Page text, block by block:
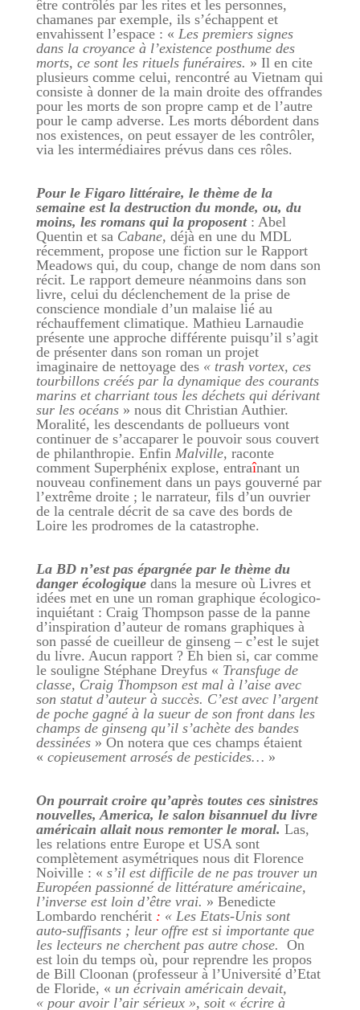
être contrôlés par les rites et les personnes,
chamanes par exemple, ils s’échappent et
envahissent l’espace : « Les premiers signes
dans la croyance à l’existence posthume des
morts, ce sont les rituels funéraires. » Il en cite
plusieurs comme celui, rencontré au Vietnam qui
consiste à donner de la main droite des offrandes
pour les morts de son propre camp et de l’autre
pour le camp adverse. Les morts débordent dans
nos existences, on peut essayer de les contrôler,
via les intermédiaires prévus dans ces rôles.
Pour le Figaro littéraire, le thème de la
semaine est la destruction du monde, ou, du
moins, les romans qui la proposent: Abel
Quentin et sa Cabane, déjà en une du MDL
récemment, propose une fiction sur le Rapport
Meadows qui, du coup, change de nom dans son
récit. Le rapport demeure néanmoins dans son
livre, celui du déclenchement de la prise de
conscience mondiale d’un malaise lié au
réchauffement climatique. Mathieu Larnaudie
présente une approche différente puisqu’il s’agit
de présenter dans son roman un projet
imaginaire de nettoyage des « trash vortex, ces
tourbillons créés par la dynamique des courants
marins et charriant tous les déchets qui dérivant
sur les océans» nous dit Christian Authier.
Moralité, les descendants de pollueurs vont
continuer de s’accaparer le pouvoir sous couvert
de philanthropie. Enfin Malville, raconte
comment Superphénix explose, entraînant un
nouveau confinement dans un pays gouverné par
l’extrême droite ; le narrateur, fils d’un ouvrier
de la centrale décrit de sa cave des bords de
Loire les prodromes de la catastrophe.
La BD n’est pas épargnée par le thème du
danger écologiquedans la mesure où Livres et
idées met en une un roman graphique écologico-
inquiétant : Craig Thompson passe de la panne
d’inspiration d’auteur de romans graphiques à
son passé de cueilleur de ginseng – c’est le sujet
du livre. Aucun rapport ? Eh bien si, car comme
le souligne Stéphane Dreyfus « Transfuge de
classe, Craig Thompson est mal à l’aise avec
son statut d’auteur à succès. C’est avec l’argent
de poche gagné à la sueur de son front dans les
champs de ginseng qu’il s’achète des bandes
dessinées» On notera que ces champs étaient
« copieusement arrosés de pesticides… »
On pourrait croire qu’après toutes ces sinistres
nouvelles, America, le salon bisannuel du livre
américain allait nous remonter le moral. Las,
les relations entre Europe et USA sont
complètement asymétriques nous dit Florence
Noiville : « s’il est difficile de ne pas trouver un
Européen passionné de littérature américaine,
l’inverse est loin d’être vrai. » Benedicte
Lombardo renchérit : « Les Etats-Unis sont
auto-suffisants ; leur offre est si importante que
les lecteurs ne cherchent pas autre chose. On
est loin du temps où, pour reprendre les propos
de Bill Cloonan (professeur à l’Université d’Etat
de Floride, « un écrivain américain devait,
« pour avoir l’air sérieux », soit « écrire à